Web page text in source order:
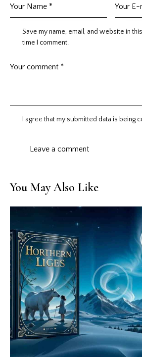
Save my name, email, and website in
time I comment.
I agree that my submitted data is being
You May Also Like